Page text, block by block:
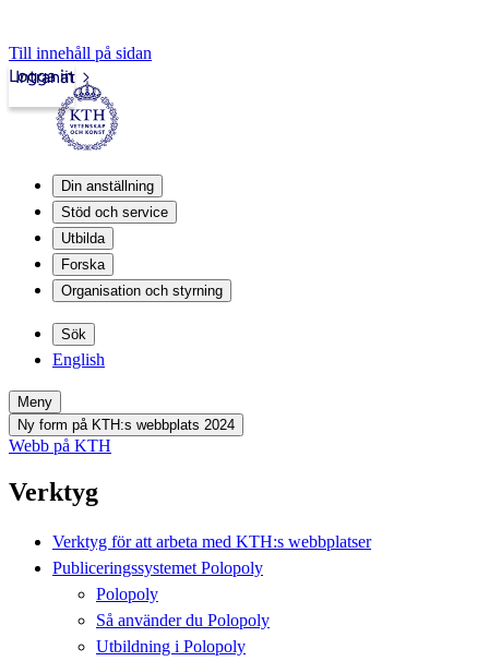
Till innehåll på sidan
Intranät
Logga in
Din anställning
Stöd och service
Utbilda
Forska
Organisation och styrning
Sök
English
Meny
Ny form på KTH:s webbplats 2024
Webb på KTH
Verktyg
Verktyg för att arbeta med KTH:s webbplatser
Publiceringssystemet Polopoly
Polopoly
Så använder du Polopoly
Utbildning i Polopoly